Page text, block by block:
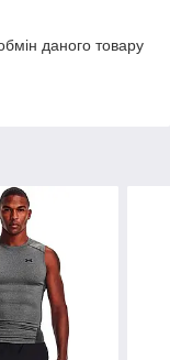
даного товару